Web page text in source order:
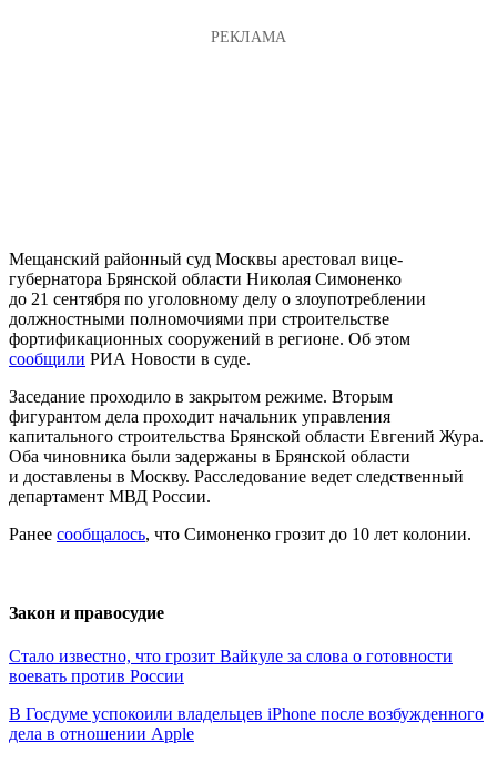
Мещанский районный суд Москвы арестовал вице-
губернатора Брянской области Николая Симоненко
до 21 сентября по уголовному делу о злоупотреблении
должностными полномочиями при строительстве
фортификационных сооружений в регионе. Об этом
сообщили РИА Новости в суде.
Заседание проходило в закрытом режиме. Вторым
фигурантом дела проходит начальник управления
капитального строительства Брянской области Евгений Жура.
Оба чиновника были задержаны в Брянской области
и доставлены в Москву. Расследование ведет следственный
департамент МВД России.
Ранее сообщалось, что Симоненко грозит до 10 лет колонии.
Закон и правосудие
Стало известно, что грозит Вайкуле за слова о готовности
воевать против России
В Госдуме успокоили владельцев iPhone после возбужденного
дела в отношении Apple